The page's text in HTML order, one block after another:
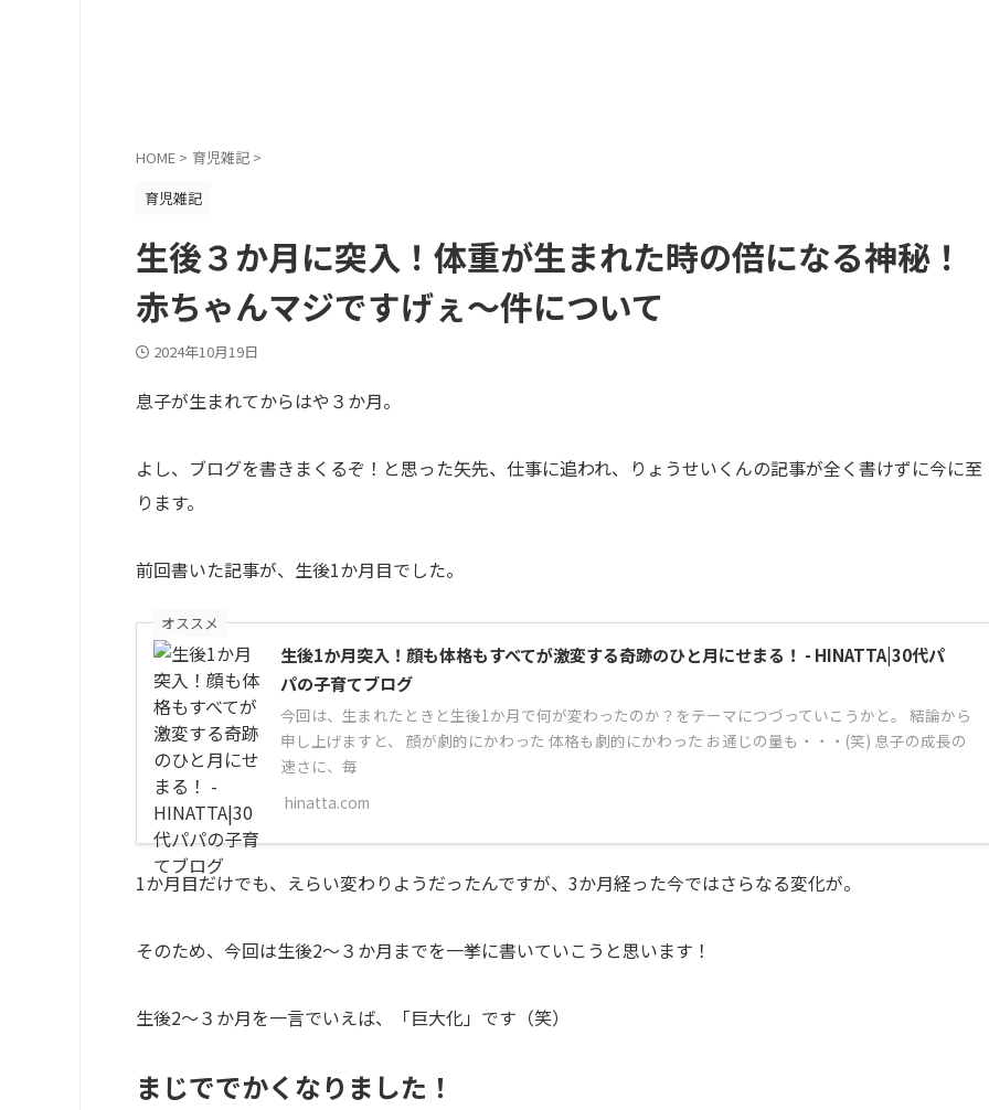
HOME > 育児雑記 >
育児雑記
生後３か月に突入！体重が生まれた時の倍になる神秘！
赤ちゃんマジですげぇ～件について
2024年10月19日
息子が生まれてからはや３か月。
よし、ブログを書きまくるぞ！と思った矢先、仕事に追われ、りょうせいくんの記事が全く書けずに今に至
ります。
前回書いた記事が、生後1か月目でした。
オススメ
生後1か月突入！顔も体格もすべてが激変する奇跡のひと月にせまる！ - HINATTA|30代パ
パの子育てブログ
今回は、生まれたときと生後1か月で何が変わったのか？をテーマにつづっていこうかと。 結論から
申し上げますと、 顔が劇的にかわった 体格も劇的にかわった お通じの量も・・・(笑) 息子の成長の
速さに、毎
hinatta.com
1か月目だけでも、えらい変わりようだったんですが、3か月経った今ではさらなる変化が。
そのため、今回は生後2～３か月までを一挙に書いていこうと思います！
生後2～３か月を一言でいえば、「巨大化」です（笑）
まじででかくなりました！